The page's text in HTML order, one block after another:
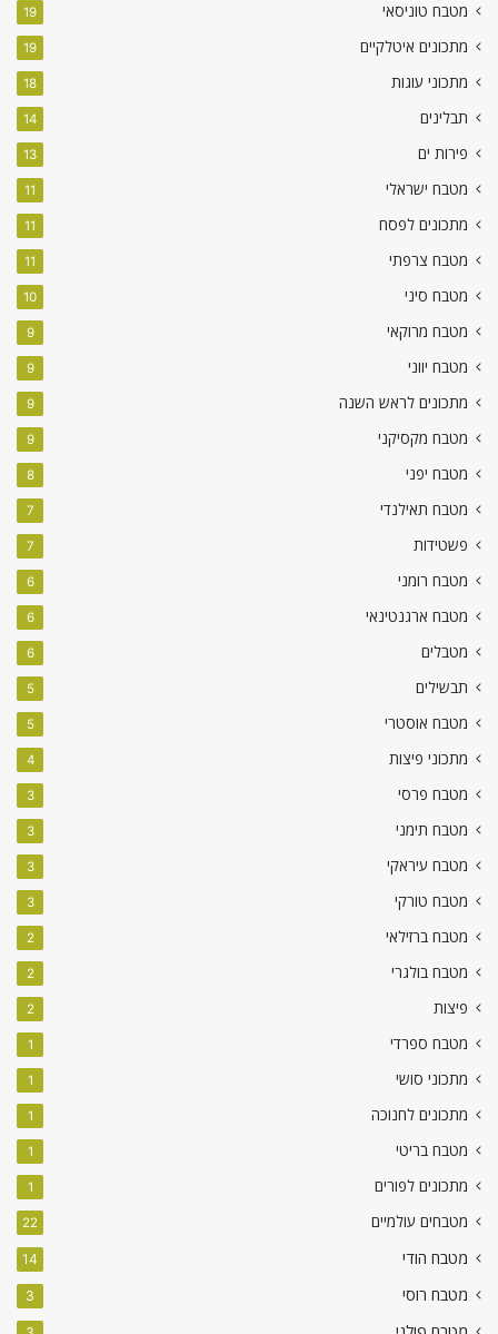
מטבח טוניסאי 19
מתכונים איטלקיים 19
מתכוני עוגות 18
תבלינים 14
פירות ים 13
מטבח ישראלי 11
מתכונים לפסח 11
מטבח צרפתי 11
מטבח סיני 10
מטבח מרוקאי 9
מטבח יווני 9
מתכונים לראש השנה 9
מטבח מקסיקני 9
מטבח יפני 8
מטבח תאילנדי 7
פשטידות 7
מטבח רומני 6
מטבח ארגנטינאי 6
מטבלים 6
תבשילים 5
מטבח אוסטרי 5
מתכוני פיצות 4
מטבח פרסי 3
מטבח תימני 3
מטבח עיראקי 3
מטבח טורקי 3
מטבח ברזילאי 2
מטבח בולגרי 2
פיצות 2
מטבח ספרדי 1
מתכוני סושי 1
מתכונים לחנוכה 1
מטבח בריטי 1
מתכונים לפורים 1
מטבחים עולמיים 22
מטבח הודי 14
מטבח רוסי 3